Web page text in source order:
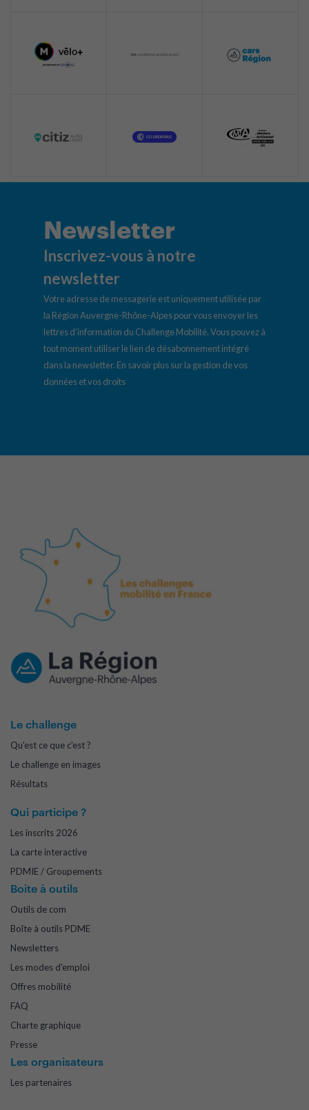
Newsletter
Inscrivez-vous à notre
newsletter
Votre adresse de messagerie est uniquement utilisée par
la Région Auvergne-Rhône-Alpes pour vous envoyer les
lettres d’information du Challenge Mobilité. Vous pouvez à
tout moment utiliser le lien de désabonnement intégré
dans la newsletter. En savoir plus sur la gestion de vos
données et vos droits
Le challenge
Qu'est ce que c'est ?
Le challenge en images
Résultats
Qui participe ?
Les inscrits 2026
La carte interactive
PDMIE / Groupements
Boite à outils
Outils de com
Boîte à outils PDME
Newsletters
Les modes d'emploi
Offres mobilité
FAQ
Charte graphique
Presse
Les organisateurs
Les partenaires